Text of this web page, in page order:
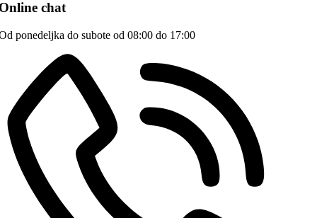
chat
ponedeljka do subote od 08:00 do 17:00